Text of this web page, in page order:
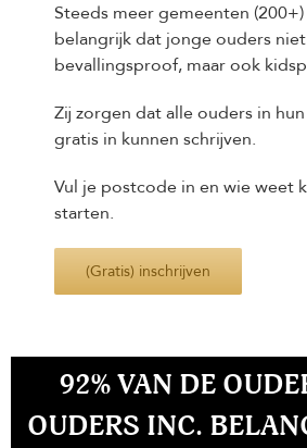
Steeds meer gemeenten
belangrijk dat jonge ouders
bevallingsproof, maar ook
Zij zorgen dat alle ouders in
gratis in kunnen schrijven.
Vul je postcode in en wie weet
starten.
(Gratis) inschrijven
92% VAN DE
OUDERS INC.